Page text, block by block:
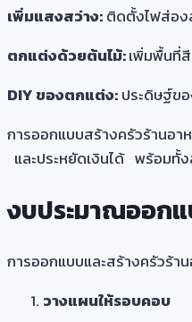
เพิ่มแสงสว่าง:ติดตั้งไฟส่อง
ตกแต่งด้วยต้นไม้:เพิ่มพื้นที่
DIY ของตกแต่ง:ประดิษฐ์ข
การออกแบบสร้างครัวร้านอ
และประหยัดเงินได้ พร้อมทั้
งบประมาณออกแ
การออกแบบและสร้างครัวร้า
วางแผนให้รอบคอบ